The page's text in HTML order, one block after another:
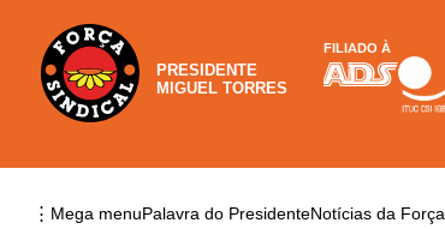
PRESIDENTE
MIGUEL TORRES
FILIADO À
⋮ Mega menuPalavra do PresidenteNotícias da Força